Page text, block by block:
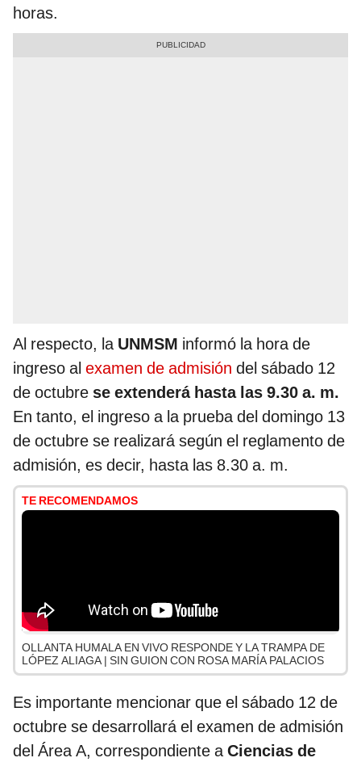
horas.
Al respecto, la UNMSM informó la hora de
ingreso al examen de admisión del sábado 12
de octubre se extenderá hasta las 9.30 a. m.
En tanto, el ingreso a la prueba del domingo 13
de octubre se realizará según el reglamento de
admisión, es decir, hasta las 8.30 a. m.
TE RECOMENDAMOS
OLLANTA HUMALA EN VIVO RESPONDE Y LA TRAMPA DE
LÓPEZ ALIAGA | SIN GUION CON ROSA MARÍA PALACIOS
Es importante mencionar que el sábado 12 de
octubre se desarrollará el examen de admisión
del Área A, correspondiente aCiencias de